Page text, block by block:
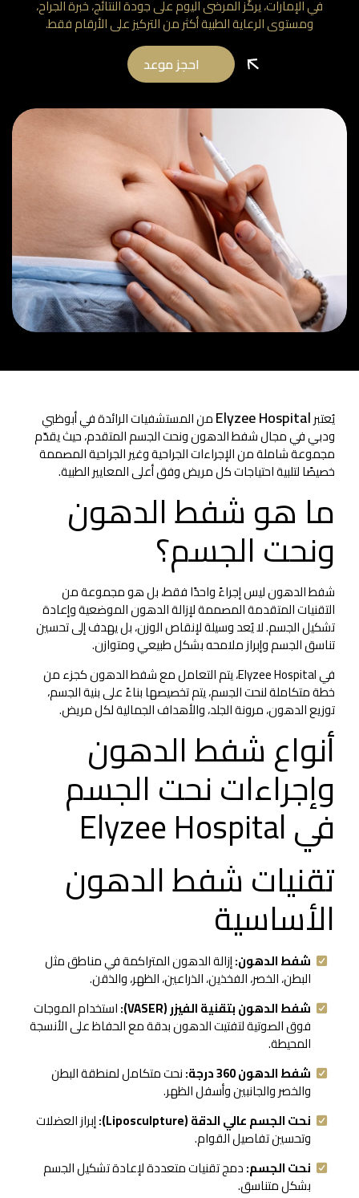
في الإمارات، يركّز المرضى اليوم على جودة النتائج، خبرة الجراح،
ومستوى الرعاية الطبية أكثر من التركيز على الأرقام فقط.
احجز موعد
يُعتبرElyzee Hospitalمن المستشفيات الرائدة في أبوظبي
ودبي في مجال شفط الدهون ونحت الجسم المتقدم، حيث يقدّم
مجموعة شاملة من الإجراءات الجراحية وغير الجراحية المصممة
خصيصًا لتلبية احتياجات كل مريض وفق أعلى المعايير الطبية.
ما هو شفط الدهون
ونحت الجسم؟
شفط الدهون ليس إجراءً واحدًا فقط، بل هو مجموعة من
التقنيات المتقدمة المصممة لإزالة الدهون الموضعية وإعادة
تشكيل الجسم. لا يُعد وسيلة لإنقاص الوزن، بل يهدف إلى تحسين
تناسق الجسم وإبراز ملامحه بشكل طبيعي ومتوازن.
في Elyzee Hospital، يتم التعامل مع شفط الدهون كجزء من
خطة متكاملة لنحت الجسم، يتم تخصيصها بناءً على بنية الجسم،
توزيع الدهون، مرونة الجلد، والأهداف الجمالية لكل مريض.
أنواع شفط الدهون
وإجراءات نحت الجسم
في Elyzee Hospital
تقنيات شفط الدهون
الأساسية
شفط الدهون:إزالة الدهون المتراكمة في مناطق مثل
البطن، الخصر، الفخذين، الذراعين، الظهر، والذقن.
شفط الدهون بتقنية الفيزر (VASER):
استخدام الموجات
فوق الصوتية لتفتيت الدهون بدقة مع الحفاظ على الأنسجة
المحيطة.
شفط الدهون 360 درجة:
نحت متكامل لمنطقة البطن
والخصر والجانبين وأسفل الظهر.
نحت الجسم عالي الدقة (Liposculpture):
إبراز العضلات
وتحسين تفاصيل القوام.
نحت الجسم:دمج تقنيات متعددة لإعادة تشكيل الجسم
بشكل متناسق.